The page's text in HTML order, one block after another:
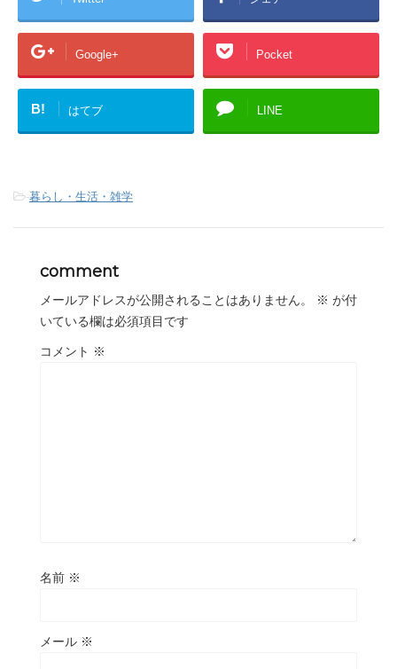
Google+ Pocket
B! はてブ LINE
-暮らし・生活・雑学
comment
メールアドレスが公開されることはありません。 ※ が付
いている欄は必須項目です
コメント ※
名前 ※
メール ※